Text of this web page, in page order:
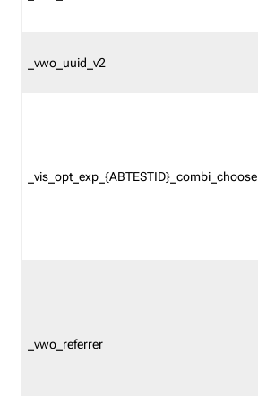
_vwo_uuid_v2
_vis_opt_exp_{ABTESTID}_combi_choose
_vwo_referrer